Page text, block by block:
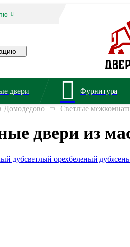
двери Фурнитура
Домодедово Светлые
двери из
дубсветлый орехбеленый дуб